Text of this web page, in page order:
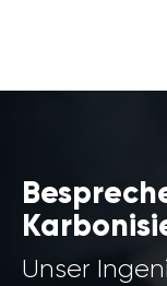
Unser